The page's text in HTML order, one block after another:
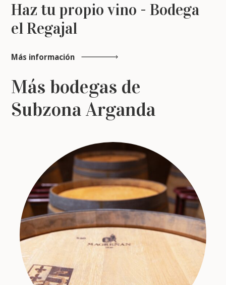
Haz tu propio vino - Bodega
el Regajal
Más información
Más bodegas de
Subzona Arganda